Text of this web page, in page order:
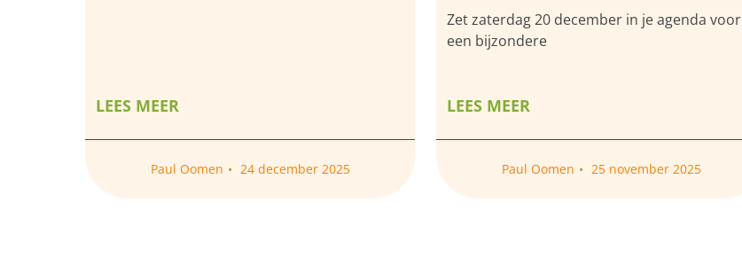
LEES MEER
Paul Oomen 24 december 2025
Zet zaterdag 20 december in je agenda voor
een bijzondere
LEES MEER
Paul Oomen 25 november 2025